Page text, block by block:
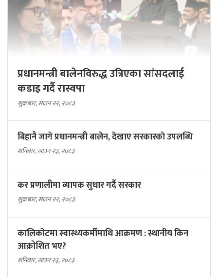
प्रधानमन्त्री बालेनविरुद्ध उत्रिएका सांसदलाई
कडाइ गर्दै रास्वपा
शुक्रबार, साउन २२, २०८३
बिहानै जागे प्रधानमन्त्री बालेन, देखाए सरकारकाे उपलब्धि
शनिबार, साउन २३, २०८३
कर प्रणालीमा व्यापक सुधार गर्दै सरकार
शुक्रबार, साउन २२, २०८३
कालिकोटमा स्वास्थ्यकर्मीमाथि आक्रमण : स्थानीय किन
आक्रोशित भए?
शनिबार, साउन २३, २०८३